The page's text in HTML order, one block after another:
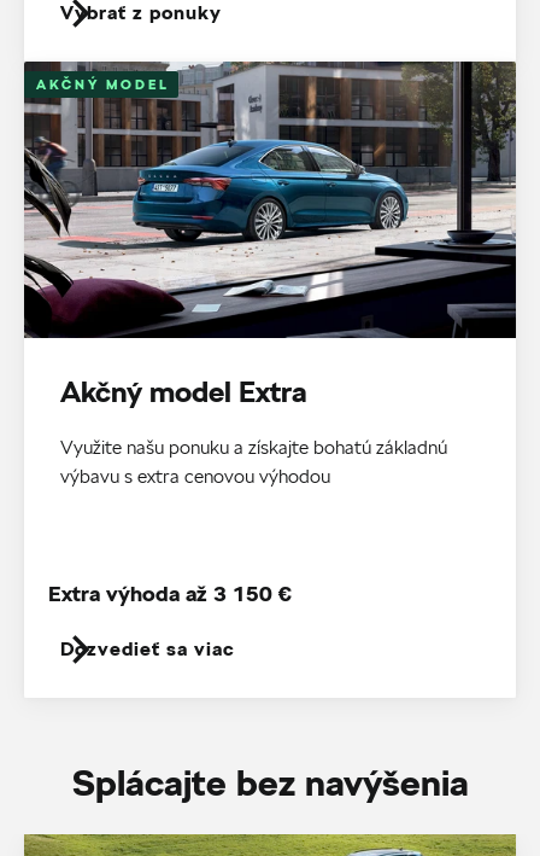
Vybrať z ponuky
AKČNÝ MODEL
Akčný model Extra
Využite našu ponuku a získajte bohatú základnú
výbavu s extra cenovou výhodou
Dozvedieť sa viac
Extra výhoda až 3 150 €
Splácajte bez navýšenia